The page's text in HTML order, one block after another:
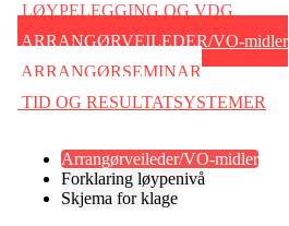
LØYPELEGGING OG VDG
ARRANGØRVEILEDER/VO-midler
ARRANGØRSEMINAR
TID OG RESULTATSYSTEMER
Arrangørveileder/VO-midler
Forklaring løypenivå
Skjema for klage